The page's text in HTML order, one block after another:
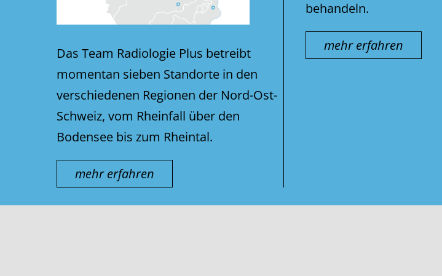
Das Team Radiologie Plus betreibt
momentan sieben Standorte in den
verschiedenen Regionen der Nord-Ost-
Schweiz, vom Rheinfall über den
Bodensee bis zum Rheintal.
mehr erfahren
behandeln.
mehr erfahren